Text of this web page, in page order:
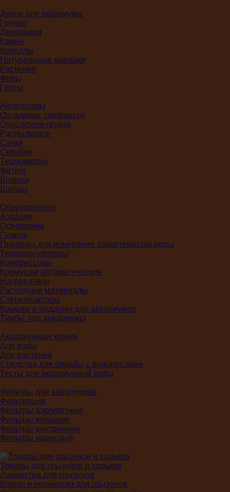
Декор для аквариума
Грунты
Декорации
Камни
Кораллы
Натуральные ракушки
Растения
Фоны
Гроты
Аксессуары
Отсадники, переноски
Очистители грунта
Распылители
Сачки
Скребки
Термометры
Фитинг
Шланги
Щипцы
Оборудование
Аэрация
Освещение
Помпы
Приборы для измерения характеристик воды
Терморегуляторы
Компрессоры
Кормушки автоматические
Нагреватели
Расходные материалы
Стерилизаторы
Крышки и поддоны для аквариумов
Тумбы под аквариумы
Аквариумная химия
Для воды
Для растений
Средства для борьбы с водорослями
Тесты для аквариумной воды
Фильтры для аквариумов
Фильтрация
Фильтры аэрлифтные
Фильтры внешние
Фильтры внутренние
Фильтры навесные
Товары для грызунов и хорьков
Лакомства для грызунов
Клетки и переноски для грызунов